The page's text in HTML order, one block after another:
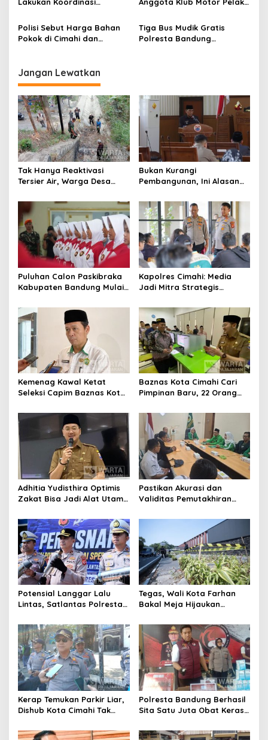
Lakukan Koordinasi
Day di Jakarta
Anggota Klub Motor Pelaku
Kota
Polisi Sebut Harga Bahan
Pokok di Cimahi dan
Tiga Bus Mudik Gratis
Polresta Bandung
Jangan Lewatkan
Tak Hanya Reaktivasi
Tersier Air, Warga Desa
Alternatif di Padalarang
Bukan Kurangi
Pembangunan, Ini Alasan
Pengurangan Belanja
Daerah
Puluhan Calon Paskibraka
Kabupaten Bandung Mulai
Kapolres Cimahi: Media
Jadi Mitra Strategis
Publik
Kemenag Kawal Ketat
Seleksi Capim Baznas Kota
Komisioner Baznas
Berintegritas
Baznas Kota Cimahi Cari
Pimpinan Baru, 22 Orang
Adhitia Yudisthira Optimis
Zakat Bisa Jadi Alat Utama
Kota Cimahi
Pastikan Akurasi dan
Validitas Pemutakhiran
Cimahi Lakukan
Potensial Langgar Lalu
Lintas, Satlantas Polresta
Motor Berknalpot Brong
Tegas, Wali Kota Farhan
Bakal Meja Hijaukan
Riau
Kerap Temukan Parkir Liar,
Dishub Kota Cimahi Tak
Pembinaan
Polresta Bandung Berhasil
Sita Satu Juta Obat Keras
Kasus Narkoba